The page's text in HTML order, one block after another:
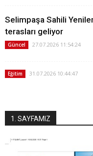
Selimpaşa Sahili
terasları geliyor
Güncel 27.07.2026 11:54:24
Eğitim 31.07.2026 10:44:47
1. SAYFAMIZ